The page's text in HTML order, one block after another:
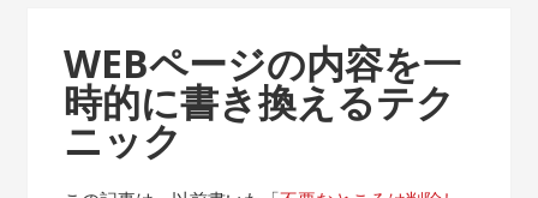
WEBページの内容を一
時的に書き換えるテク
ニック